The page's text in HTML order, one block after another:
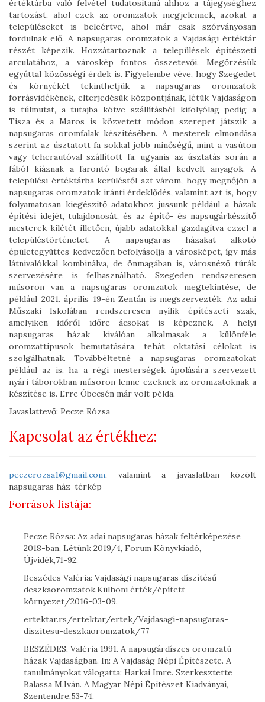
értéktárba való felvétel tudatosítaná ahhoz a tájegységhez
tartozást, ahol ezek az oromzatok megjelennek, azokat a
településeket is beleértve, ahol már csak szórványosan
fordulnak elő. A napsugaras oromzatok a Vajdasági értéktár
részét képezik. Hozzátartoznak a települések építészeti
arculatához, a városkép fontos összetevői. Megőrzésük
egyúttal közösségi érdek is. Figyelembe véve, hogy Szegedet
és környékét tekinthetjük a napsugaras oromzatok
forrásvidékének, elterjedésük központjának, létük Vajdaságon
is túlmutat, a tutajba kötve szállításból kifolyólag pedig a
Tisza és a Maros is közvetett módon szerepet játszik a
napsugaras oromfalak készítésében. A mesterek elmondása
szerint az úsztatott fa sokkal jobb minőségű, mint a vasúton
vagy teherautóval szállított fa, ugyanis az úsztatás során a
fából kiáznak a farontó bogarak által kedvelt anyagok. A
települési értéktárba kerüléstől azt várom, hogy megnőjön a
napsugaras oromzatok iránti érdeklődés, valamint azt is, hogy
folyamatosan kiegészítő adatokhoz jussunk például a házak
építési idejét, tulajdonosát, és az építő- és napsugárkészítő
mesterek kilétét illetően, újabb adatokkal gazdagítva ezzel a
településtörténetet. A napsugaras házakat alkotó
épületegyüttes kedvezően befolyásolja a városképet, így más
látnivalókkal kombinálva, de önmagában is, városnéző túrák
szervezésére is felhasználható. Szegeden rendszeresen
műsoron van a napsugaras oromzatok megtekintése, de
például 2021. április 19-én Zentán is megszervezték. Az adai
Műszaki Iskolában rendszeresen nyílik építészeti szak,
amelyiken időről időre ácsokat is képeznek. A helyi
napsugaras házak kiválóan alkalmasak a különféle
oromzattípusok bemutatására, tehát oktatási célokat is
szolgálhatnak. Továbbéltetné a napsugaras oromzatokat
például az is, ha a régi mesterségek ápolására szervezett
nyári táborokban műsoron lenne ezeknek az oromzatoknak a
készítése is. Erre Óbecsén már volt példa.
Javaslattevő: Pecze Rózsa
Kapcsolat az értékhez:
peczerozsa1@gmail.com, valamint a javaslatban közölt
napsugaras ház-térkép
Források listája:
Pecze Rózsa: Az adai napsugaras házak feltérképezése
2018-ban, Létünk 2019/4, Forum Könyvkiadó,
Újvidék,71-92.
Beszédes Valéria: Vajdasági napsugaras díszítésű
deszkaoromzatok.Külhoni érték/épített
környezet/2016-03-09.
ertektar.rs/ertektar/ertek/Vajdasagi-napsugaras-
diszitesu-deszkaoromzatok/77
BESZÉDES, Valéria 1991. A napsugárdíszes oromzatú
házak Vajdaságban. In: A Vajdaság Népi Építészete. A
tanulmányokat válogatta: Harkai Imre. Szerkesztette
Balassa M.Iván. A Magyar Népi Építészet Kiadványai,
Szentendre,53-74.